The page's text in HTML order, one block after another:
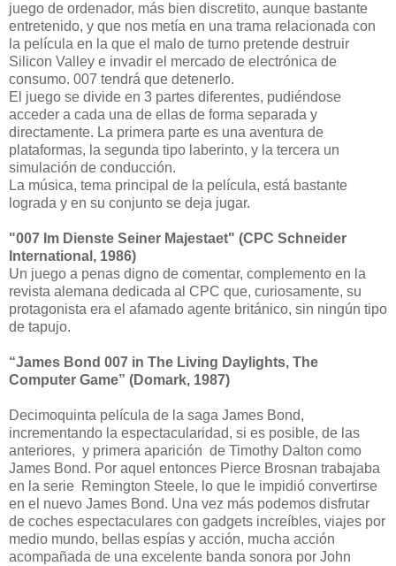
juego de ordenador, más bien discretito, aunque bastante
entretenido, y que nos metía en una trama relacionada con
la película en la que el malo de turno pretende destruir
Silicon Valley e invadir el mercado de electrónica de
consumo. 007 tendrá que detenerlo.
El juego se divide en 3 partes diferentes, pudiéndose
acceder a cada una de ellas de forma separada y
directamente. La primera parte es una aventura de
plataformas, la segunda tipo laberinto, y la tercera un
simulación de conducción.
La música, tema principal de la película, está bastante
lograda y en su conjunto se deja jugar.
"007 Im Dienste Seiner Majestaet" (CPC Schneider
International, 1986)
Un juego a penas digno de comentar, complemento en la
revista alemana dedicada al CPC que, curiosamente, su
protagonista era el afamado agente británico, sin ningún tipo
de tapujo.
“James Bond 007 in The Living Daylights, The
Computer Game” (Domark, 1987)
Decimoquinta película de la saga James Bond,
incrementando la espectacularidad, si es posible, de las
anteriores, y primera aparición de Timothy Dalton como
James Bond. Por aquel entonces Pierce Brosnan trabajaba
en la serie Remington Steele, lo que le impidió convertirse
en el nuevo James Bond. Una vez más podemos disfrutar
de coches espectaculares con gadgets increíbles, viajes por
medio mundo, bellas espías y acción, mucha acción
acompañada de una excelente banda sonora por John